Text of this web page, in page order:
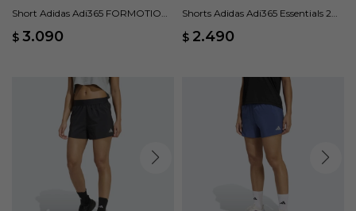
Short Adidas Adi365 FORMOTION
$ 3.090
Shorts Adidas Adi365 Essentials 2
$ 2.490